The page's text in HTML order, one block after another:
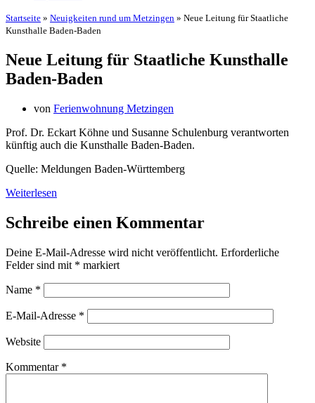
Startseite » Neuigkeiten rund um Metzingen » Neue Leitung für Staatliche
Kunsthalle Baden-Baden
Neue Leitung für Staatliche Kunsthalle
Baden-Baden
von Ferienwohnung Metzingen
Prof. Dr. Eckart Köhne und Susanne Schulenburg verantworten
künftig auch die Kunsthalle Baden-Baden.
Quelle: Meldungen Baden-Württemberg
Weiterlesen
Schreibe einen Kommentar
Deine E-Mail-Adresse wird nicht veröffentlicht. Erforderliche
Felder sind mit * markiert
Name *
E-Mail-Adresse *
Website
Kommentar *